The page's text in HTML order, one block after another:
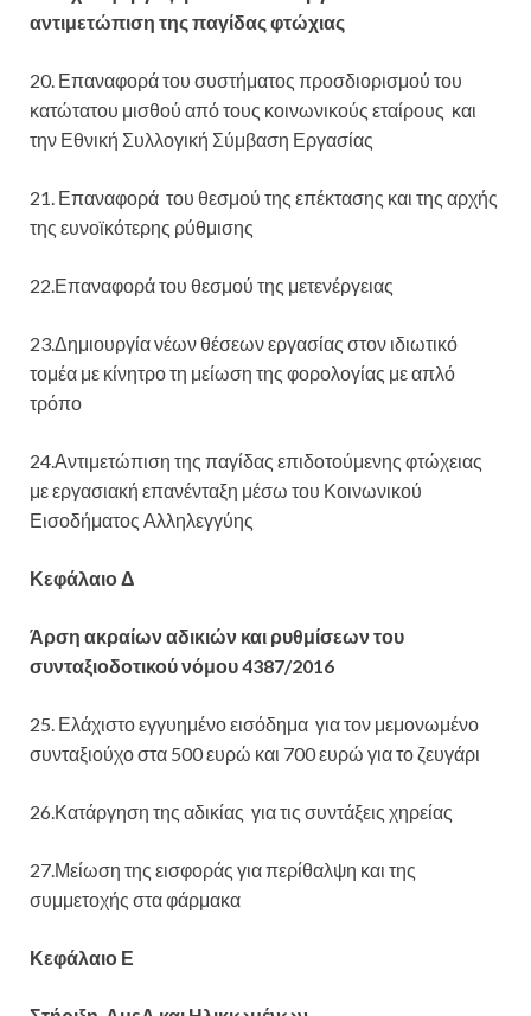
αντιμετώπιση της παγίδας φτώχιας
20. Επαναφορά του συστήματος προσδιορισμού του
κατώτατου μισθού από τους κοινωνικούς εταίρους και
την Εθνική Συλλογική Σύμβαση Εργασίας
21. Επαναφορά του θεσμού της επέκτασης και της αρχής
της ευνοϊκότερης ρύθμισης
22.Επαναφορά του θεσμού της μετενέργειας
23.Δημιουργία νέων θέσεων εργασίας στον ιδιωτικό
τομέα με κίνητρο τη μείωση της φορολογίας με απλό
τρόπο
24.Αντιμετώπιση της παγίδας επιδοτούμενης φτώχειας
με εργασιακή επανένταξη μέσω του Κοινωνικού
Εισοδήματος Αλληλεγγύης
Κεφάλαιο Δ
Άρση ακραίων αδικιών και ρυθμίσεων του
συνταξιοδοτικού νόμου 4387/2016
25. Ελάχιστο εγγυημένο εισόδημα για τον μεμονωμένο
συνταξιούχο στα 500 ευρώ και 700 ευρώ για το ζευγάρι
26.Κατάργηση της αδικίας για τις συντάξεις χηρείας
27.Μείωση της εισφοράς για περίθαλψη και της
συμμετοχής στα φάρμακα
Κεφάλαιο Ε